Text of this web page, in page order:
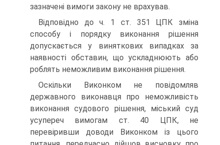
зазначені вимоги закону не врахував.
Відповідно до ч. 1 ст. 351 ЦПК зміна
способу і порядку виконання рішення
допускається у виняткових випадках за
наявності обставин, що ускладнюють або
роблять неможливим виконання рішення.
Оскільки Виконком не повідомляв
державного виконавця про неможливість
виконання судового рішення, міський суд
усупереч вимогам ст. 40 ЦПК, не
перевіривши доводи Виконком із цього